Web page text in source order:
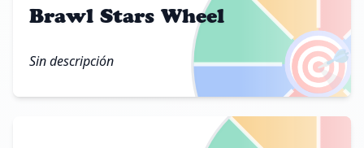
🎯
Brawl Stars Wheel
Sin descripción